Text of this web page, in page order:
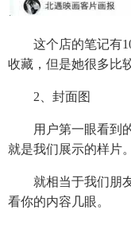
这个店的笔记有
收藏，但是她很多比
2、封面图
用户第一眼看到的
就是我们展示的样片。
就相当于我们朋友
看你的内容几眼。